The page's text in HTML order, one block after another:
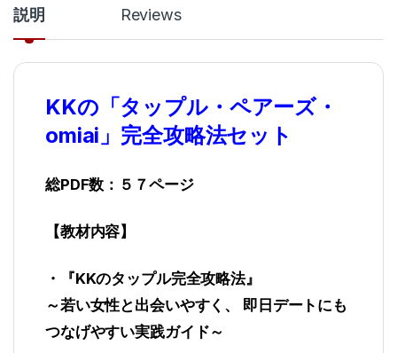
説明 Reviews
KKの「タップル・ペアーズ・
omiai」完全攻略法セット
総PDF数：５７ページ
【教材内容】
・『KKのタップル完全攻略法』
～若い女性と出会いやすく、 即日デートにも
つなげやすい実践ガイド～